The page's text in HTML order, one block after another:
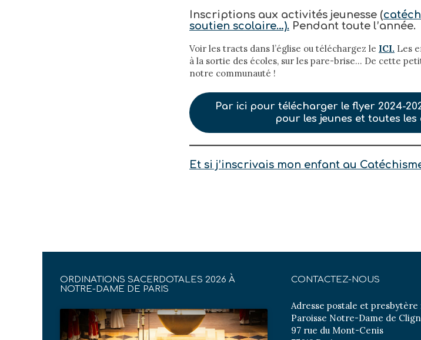
Inscriptions aux activités jeunesse (
soutien scolaire…). Pendant toute l’année.
Voir les tracts dans l’église ou téléchargez le ICI. Les
à la sortie des écoles, sur les pare-brise… De cette
notre communauté !
Par ici pour télécharger le flyer 2024-
pour les jeunes et toutes
Et si j’inscrivais mon enfant au
ORDINATIONS SACERDOTALES 2026 À
NOTRE-DAME DE PARIS
CONTACTEZ-NOUS
Adresse postale et presbytère
Paroisse Notre-Dame de
97 rue du Mont-Cenis